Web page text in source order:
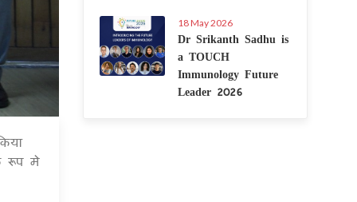
2024
रूप मे
18 May 2026
Dr Srikanth Sadhu is
a TOUCH
Immunology Future
Leader 2026